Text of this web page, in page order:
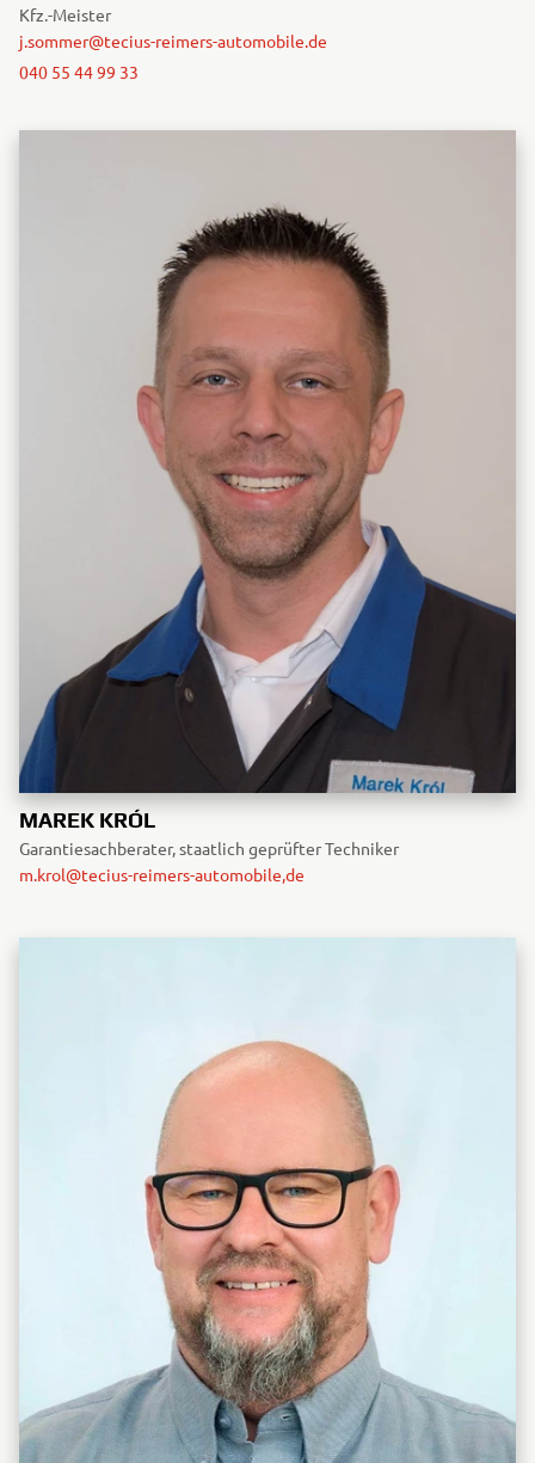
Kfz.-Meister
j.sommer@tecius-reimers-automobile.de
040 55 44 99 33
MAREK KRÓL
Garantiesachberater, staatlich geprüfter Techniker
m.krol@tecius-reimers-automobile,de